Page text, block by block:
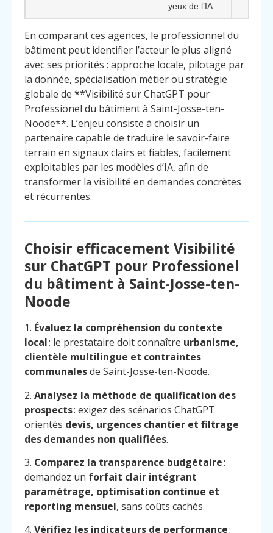
Appelez
yeux de l’IA.
En comparant ces agences, le professionnel du
bâtiment peut identifier l’acteur le plus aligné
avec ses priorités : approche locale, pilotage par
la donnée, spécialisation métier ou stratégie
globale de **Visibilité sur ChatGPT pour
Professionel du bâtiment à Saint-Josse-ten-
Noode**. L’enjeu consiste à choisir un
partenaire capable de traduire le savoir-faire
terrain en signaux clairs et fiables, facilement
exploitables par les modèles d’IA, afin de
transformer la visibilité en demandes concrètes
et récurrentes.
Choisir efficacement Visibilité
sur ChatGPT pour Professionel
du bâtiment à Saint-Josse-ten-
Noode
1. Évaluez la compréhension du contexte
local: le prestataire doit connaître urbanisme,
clientèle multilingue et contraintes
communalesde Saint-Josse-ten-Noode.
2. Analysez la méthode de qualification des
prospects: exigez des scénarios ChatGPT
orientés devis, urgences chantier et filtrage
des demandes non qualifiées.
3. Comparez la transparence budgétaire:
demandez un forfait clair intégrant
paramétrage, optimisation continue et
reporting mensuel, sans coûts cachés.
4. Vérifiez les indicateurs de performance: